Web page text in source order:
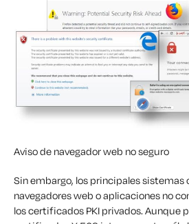
Aviso de navegador web no seguro
Sin embargo, los principales sistemas
navegadores web o aplicaciones no
los certificados PKI privados. Aunque